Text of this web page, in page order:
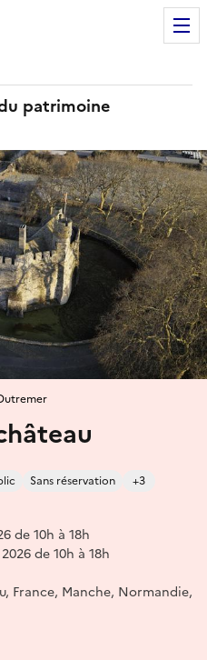
patrimoine
Sans réservation +3
de 10h à 18h
de 10h à 18h
France, Manche, Normandie,